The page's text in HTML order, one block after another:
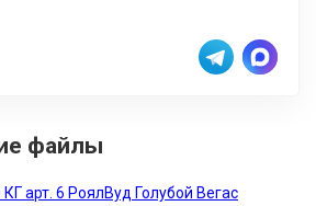
файлы
арт. 6 РоялВуд Голубой Вегас